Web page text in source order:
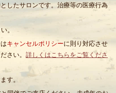
したサロンです。治療等の医療行為
。
キャンセルポリシーに則り対応させ
さい。 詳しくはこちらをご覧くださ
す。